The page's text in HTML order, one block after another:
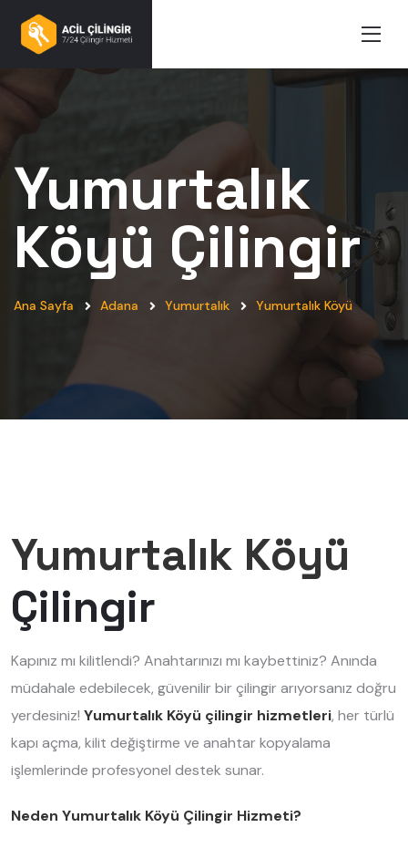
Yumurtalık
Köyü Çilingir
Ana Sayfa Adana Yumurtalık Yumurtalık Köyü
Yumurtalık Köyü
Çilingir
Kapınız mı kilitlendi? Anahtarınızı mı kaybettiniz? Anında
müdahale edebilecek, güvenilir bir çilingir arıyorsanız doğru
yerdesiniz! Yumurtalık Köyü çilingir hizmetleri, her türlü
kapı açma, kilit değiştirme ve anahtar kopyalama
işlemlerinde profesyonel destek sunar.
Neden Yumurtalık Köyü Çilingir Hizmeti?